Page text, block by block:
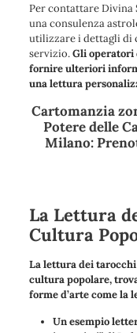
Per contattare Divina
una consulenza
utilizzare i dettagli di
servizio.Gli operatori
fornire ulteriori
una lettura
Cartomanzia
Potere delle
Milano:
La Lettura
Cultura
La lettura dei
cultura popolare,
forme d’arte come la
Un esempio